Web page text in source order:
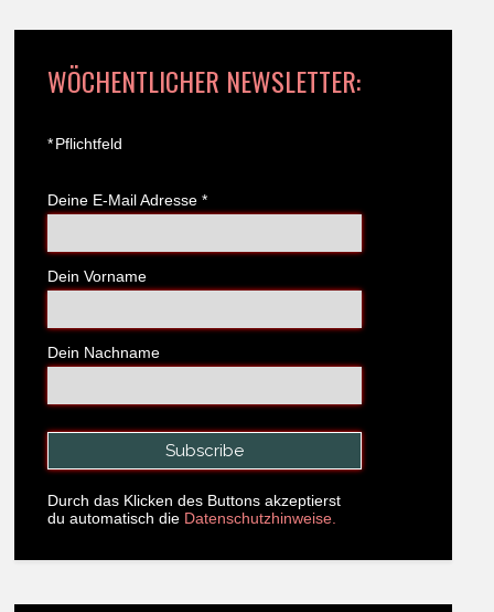
WÖCHENTLICHER NEWSLETTER:
*Pflichtfeld
Deine E-Mail Adresse *
Dein Vorname
Dein Nachname
Durch das Klicken des Buttons akzeptierst
du automatisch die Datenschutzhinweise.